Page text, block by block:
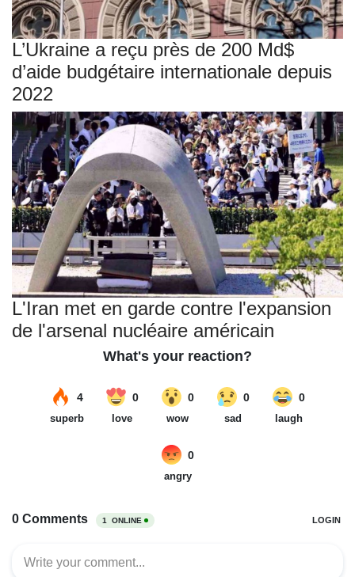
L’Ukraine a reçu près de 200 Md$
d’aide budgétaire internationale depuis
2022
L'Iran met en garde contre l'expansion
de l'arsenal nucléaire américain